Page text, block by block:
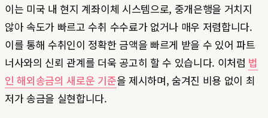
이는 미국 내 현지 계좌이체 시스템으로, 중개은행을 거치지
않아 속도가 빠르고 수취 수수료가 없거나 매우 저렴합니다.
이를 통해 수취인이 정확한 금액을 빠르게 받을 수 있어 파트
너사와의 신뢰 관계를 더욱 공고히 할 수 있습니다. 이처럼 법
인 해외송금의 새로운 기준을 제시하며, 숨겨진 비용 없이 최
저가 송금을 실현합니다.